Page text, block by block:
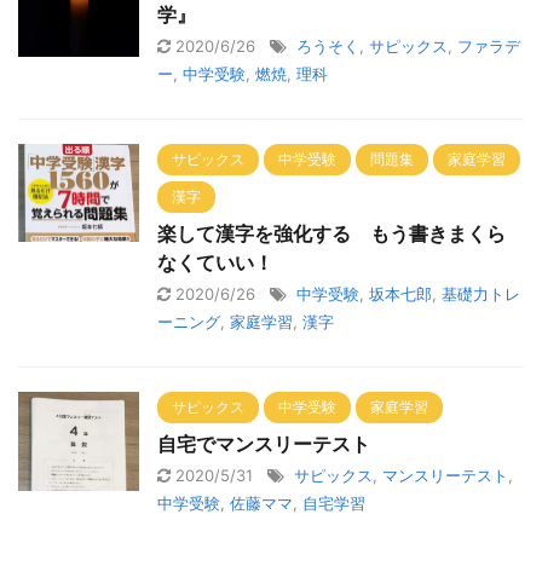
学』
2020/6/26 ろうそく サピックス
ファラデ
ー 中学受験 燃焼 理科
サピックス 中学受験 問題集 家庭学習
漢字
楽して漢字を強化する もう書きまくら
なくていい！
2020/6/26 中学受験 坂本七郎 基礎力トレ
ーニング 家庭学習 漢字
サピックス 中学受験 家庭学習
自宅でマンスリーテスト
2020/5/31 サピックス マンスリーテスト
中学受験 佐藤ママ 自宅学習